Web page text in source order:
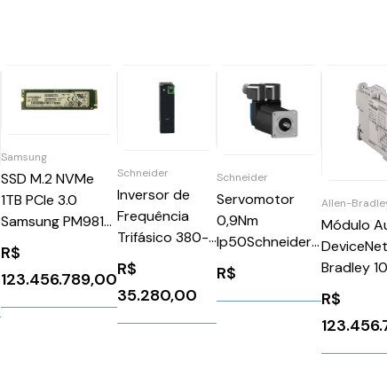
Samsung
SSD M.2 NVMe
1TB PCIe 3.0
Samsung PM981
MZ-VLB1T0B
R$
123.456.789,00
Schneider
Inversor de
Frequência
Trifásico 380-
480v 145a
100CV
Schneider
ATV630D75N4
R$
35.280,00
Schneider
Servomotor
0,9Nm
Ip50Schneider
BSH0552P11A2A
R$
Allen-
Módulo
Bradley
DNY42R
R$